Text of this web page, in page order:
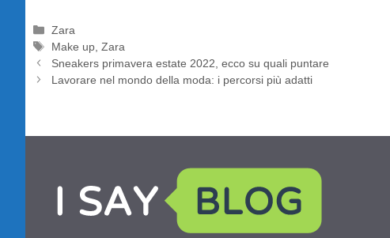
Categorie
Zara
Tag
Make up ,Zara
Sneakers primavera estate 2022, ecco su quali puntare
Lavorare nel mondo della moda: i percorsi più adatti